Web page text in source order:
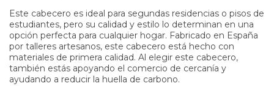
Este cabecero es ideal para segundas residencias o pisos de
estudiantes, pero su calidad y estilo lo determinan en una
opción perfecta para cualquier hogar. Fabricado en España
por talleres artesanos, este cabecero está hecho con
materiales de primera calidad. Al elegir este cabecero,
también estás apoyando el comercio de cercanía y
ayudando a reducir la huella de carbono.